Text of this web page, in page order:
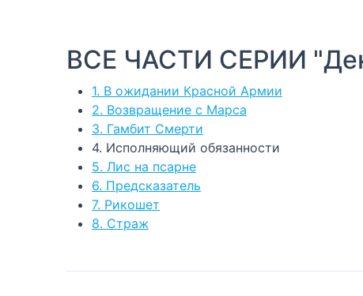
ВСЕ ЧАСТИ СЕРИИ
1. В ожидании Красной Армии
2. Возвращение с Марса
3. Гамбит Смерти
4. Исполняющий обязанности
5. Лис на псарне
6. Предсказатель
7. Рикошет
8. Страж